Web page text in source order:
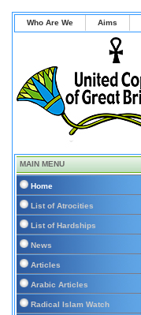
Who Are We Aims
MAIN MENU
Home
List of Atrocities
List of Hardships
News
Articles
Arabic Articles
Radical Islam Watch